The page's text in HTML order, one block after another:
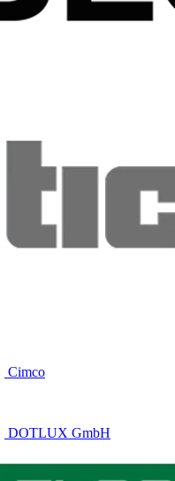
Cimco
DOTLUX GmbH